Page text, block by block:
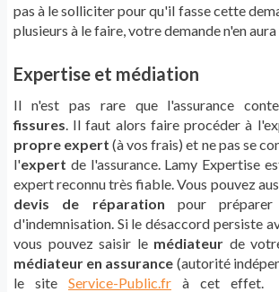
pas à le solliciter pour qu'il fasse cette
plusieurs à le faire, votre demande n'en aura
Expertise et médiation
Il n'est pas rare que l'assurance
fissures . Il faut alors faire procéder à
propre expert (à vos frais) et ne pas se
l'expert de l'assurance. Lamy Expertise
expert reconnu très fiable. Vous pouvez
devis de réparation pour préparer
d'indemnisation. Si le désaccord persiste
vous pouvez saisir le médiateur de
médiateur en assurance (autorité
le site Service-Public.fr à cet effet.